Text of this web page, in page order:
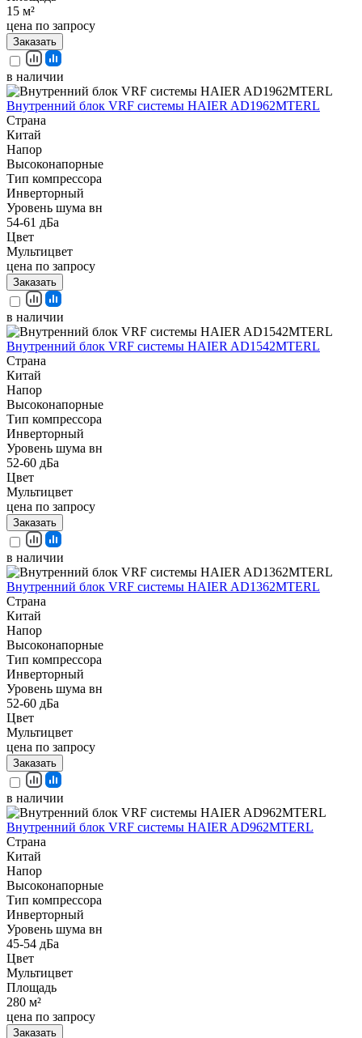
15 м²
цена по запросу
Заказать
в наличии
Внутренний блок VRF системы HAIER AD1962MTERL
Страна
Китай
Напор
Высоконапорные
Тип компрессора
Инверторный
Уровень шума вн
54-61 дБа
Цвет
Мультицвет
цена по запросу
Заказать
в наличии
Внутренний блок VRF системы HAIER AD1542MTERL
Страна
Китай
Напор
Высоконапорные
Тип компрессора
Инверторный
Уровень шума вн
52-60 дБа
Цвет
Мультицвет
цена по запросу
Заказать
в наличии
Внутренний блок VRF системы HAIER AD1362MTERL
Страна
Китай
Напор
Высоконапорные
Тип компрессора
Инверторный
Уровень шума вн
52-60 дБа
Цвет
Мультицвет
цена по запросу
Заказать
в наличии
Внутренний блок VRF системы HAIER AD962MTERL
Страна
Китай
Напор
Высоконапорные
Тип компрессора
Инверторный
Уровень шума вн
45-54 дБа
Цвет
Мультицвет
Площадь
280 м²
цена по запросу
Заказать